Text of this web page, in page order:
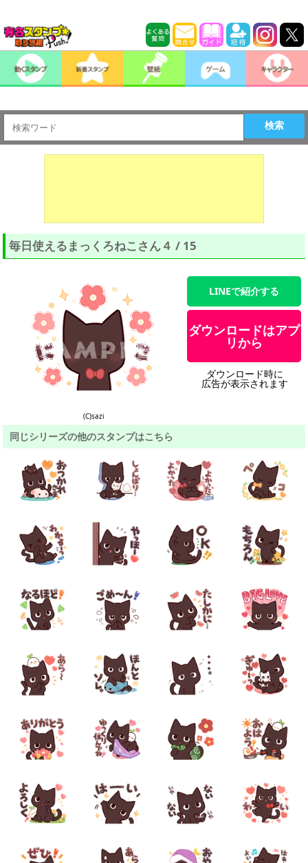
検索
毎日使えるまっくろねこさん４ / 15
(C)sazi
LINEで紹介する
ダウンロードはアプ
リから
ダウンロード時に
広告が表示されます
同じシリーズの他のスタンプはこちら